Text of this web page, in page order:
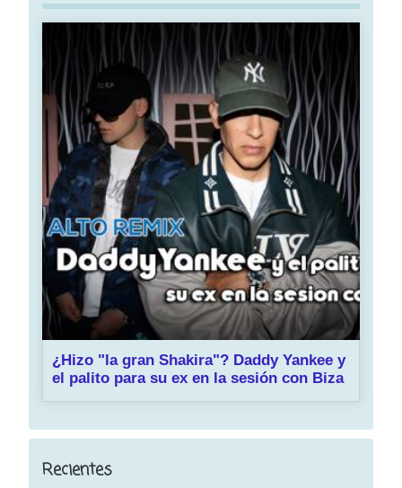
¿Hizo "la gran Shakira"? Daddy Yankee y
el palito para su ex en la sesión con Biza
Recientes